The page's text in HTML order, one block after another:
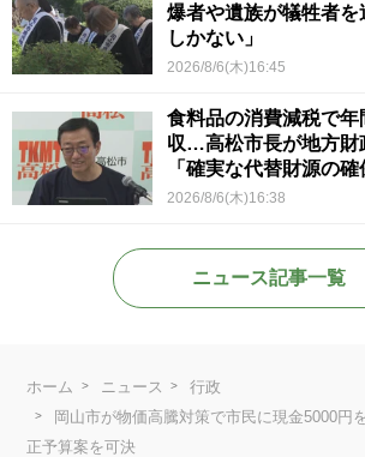
爆者や遺族が犠牲者を
しかない」
2026/8/6(木)16:45
食料品の消費減税で
収…高松市長が地方財
「確実な代替財源の確
2026/8/6(木)16:38
ニュース記事一覧
ホーム ニュース
行政
岡山市が物価高騰対策で市民に現金5000
正予算案を可決